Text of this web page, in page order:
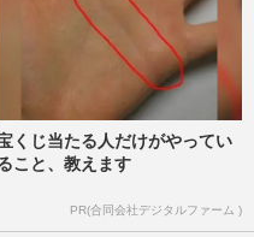
くじ当たる人だけがやってい
こと、教えます
PR(合同会社デジタルファーム )